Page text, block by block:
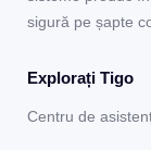
sigură pe șapte
Explorați Tigo
Centru de